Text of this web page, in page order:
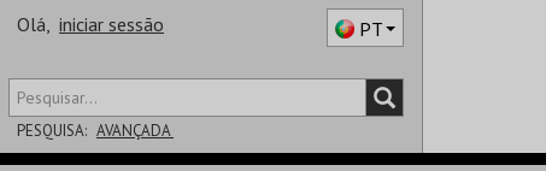
Olá, iniciar sessão PT
PESQUISA: AVANÇADA